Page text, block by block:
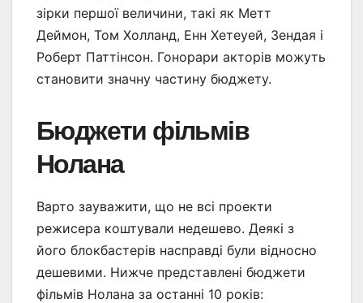
зірки першої величини, такі як Метт
Деймон, Том Холланд, Енн Хетеуей, Зендая і
Роберт Паттінсон. Гонорари акторів можуть
становити значну частину бюджету.
Бюджети фільмів
Нолана
Варто зауважити, що не всі проекти
режисера коштували недешево. Деякі з
його блокбастерів насправді були відносно
дешевими. Нижче представлені бюджети
фільмів Нолана за останні 10 років: